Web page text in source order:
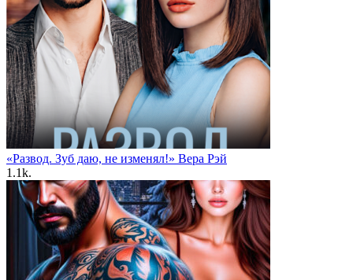
«Развод. Зуб даю, не изменял!» Вера Рэй
1.1k.